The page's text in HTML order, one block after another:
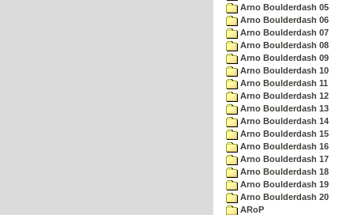
Arno Boulderdash 05
Arno Boulderdash 06
Arno Boulderdash 07
Arno Boulderdash 08
Arno Boulderdash 09
Arno Boulderdash 10
Arno Boulderdash 11
Arno Boulderdash 12
Arno Boulderdash 13
Arno Boulderdash 14
Arno Boulderdash 15
Arno Boulderdash 16
Arno Boulderdash 17
Arno Boulderdash 18
Arno Boulderdash 19
Arno Boulderdash 20
ARoP